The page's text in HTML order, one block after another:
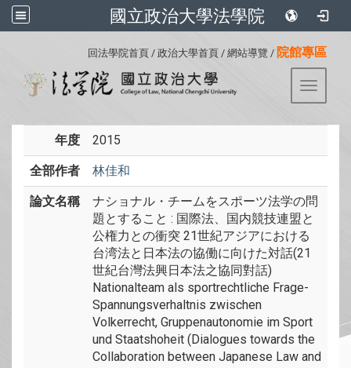
國立政治大學法學院
回法學院首頁 / 政治大學首頁 / 網站導覽 / 院館專區
Toggle
年度 2015
全部作者 林佳和
論文名稱
ナショナル・チームをスポーツ法学の問
題とすること : 国際法、国内競技連盟と
公権力との衝突 21世紀アジアにおける
台湾法と日本法の協働に向けた対話(21
世紀台灣法興日本法之協同對話)
Nationalteam als sportrechtliche Frage-
Spannungsverhaltnis zwischen
Volkerrecht, Gruppenautonomie im Sport
und Staatshoheit (Dialogues towards the
Collaboration between Japanese Law and